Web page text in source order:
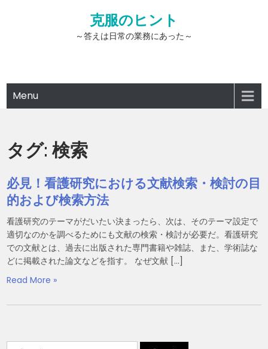
克服のヒント
～答えは日常の業務にあった～
Menu
タグ:検索
必見！看護研究における文献検索・検討の目
的および検索方法
看護研究のテーマがだいたい決まったら、次は、そのテーマ設定で
適切なのかを調べるためにも文献の検索・検討が必要だ。看護研究
での文献とは、過去に出版された専門書籍や雑誌、また、学術誌な
どに掲載された論文などを指す。 なぜ文献 […]
Read More »